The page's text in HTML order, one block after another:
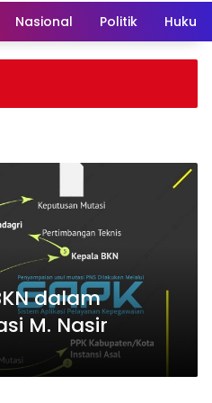
Nasional Politik
dalam
M. Nasir